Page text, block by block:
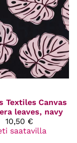
Textiles Canvas
leaves, navy
10,50 €
saatavilla